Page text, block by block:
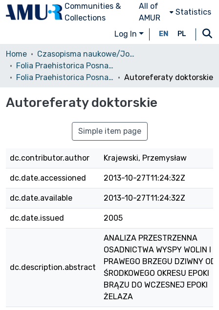
Communities &
Collections
All of
AMUR
Statistics
Log In EN PL
Home
Czasopisma naukowe/Journals
Folia Praehistorica Posnaniensia
Folia Praehistorica Posnaniensia, 2005, Tom XIII-XIV
Autoreferaty doktorskie
Autoreferaty doktorskie
Simple item page
dc.contributor.author Krajewski, Przemysław
dc.date.accessioned 2013-10-27T11:24:32Z
dc.date.available 2013-10-27T11:24:32Z
dc.date.issued 2005
dc.description.abstract
ANALIZA PRZESTRZENNA
OSADNICTWA WYSPY WOLIN I
PRAWEGO BRZEGU DZIWNY OD
ŚRODKOWEGO OKRESU EPOKI
BRĄZU DO WCZESNEJ EPOKI
ŻELAZA